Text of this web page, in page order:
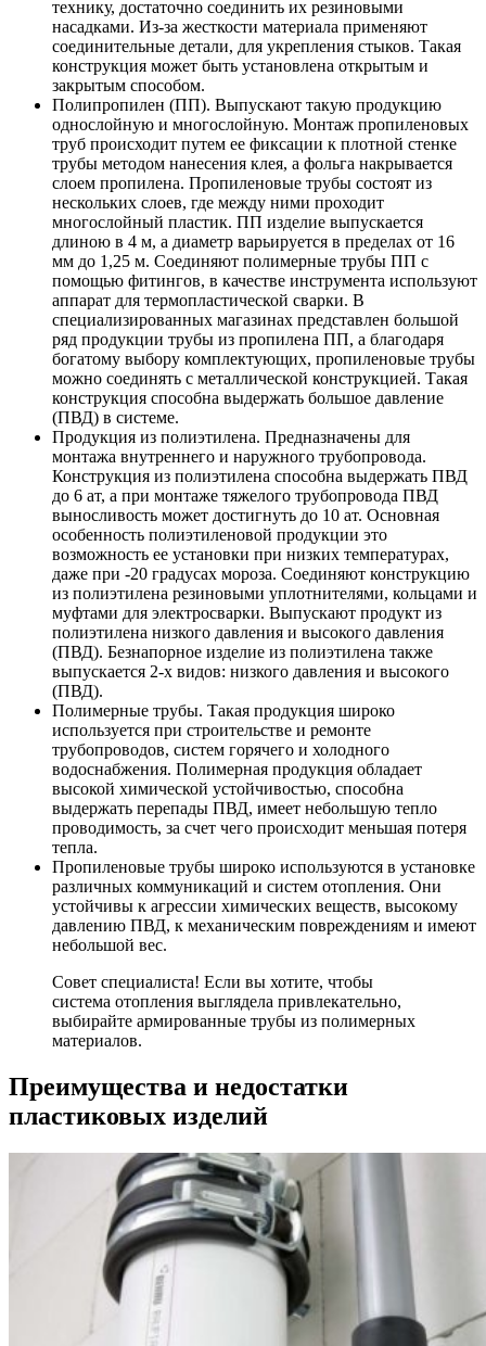
технику, достаточно соединить их резиновыми
насадками. Из-за жесткости материала применяют
соединительные детали, для укрепления стыков. Такая
конструкция может быть установлена открытым и
закрытым способом.
Полипропилен (ПП). Выпускают такую продукцию
однослойную и многослойную. Монтаж пропиленовых
труб происходит путем ее фиксации к плотной стенке
трубы методом нанесения клея, а фольга накрывается
слоем пропилена. Пропиленовые трубы состоят из
нескольких слоев, где между ними проходит
многослойный пластик. ПП изделие выпускается
длиною в 4 м, а диаметр варьируется в пределах от 16
мм до 1,25 м. Соединяют полимерные трубы ПП с
помощью фитингов, в качестве инструмента используют
аппарат для термопластической сварки. В
специализированных магазинах представлен большой
ряд продукции трубы из пропилена ПП, а благодаря
богатому выбору комплектующих, пропиленовые трубы
можно соединять с металлической конструкцией. Такая
конструкция способна выдержать большое давление
(ПВД) в системе.
Продукция из полиэтилена. Предназначены для
монтажа внутреннего и наружного трубопровода.
Конструкция из полиэтилена способна выдержать ПВД
до 6 ат, а при монтаже тяжелого трубопровода ПВД
выносливость может достигнуть до 10 ат. Основная
особенность полиэтиленовой продукции это
возможность ее установки при низких температурах,
даже при -20 градусах мороза. Соединяют конструкцию
из полиэтилена резиновыми уплотнителями, кольцами и
муфтами для электросварки. Выпускают продукт из
полиэтилена низкого давления и высокого давления
(ПВД). Безнапорное изделие из полиэтилена также
выпускается 2-х видов: низкого давления и высокого
(ПВД).
Полимерные трубы. Такая продукция широко
используется при строительстве и ремонте
трубопроводов, систем горячего и холодного
водоснабжения. Полимерная продукция обладает
высокой химической устойчивостью, способна
выдержать перепады ПВД, имеет небольшую тепло
проводимость, за счет чего происходит меньшая потеря
тепла.
Пропиленовые трубы широко используются в установке
различных коммуникаций и систем отопления. Они
устойчивы к агрессии химических веществ, высокому
давлению ПВД, к механическим повреждениям и имеют
небольшой вес.
Совет специалиста! Если вы хотите, чтобы
система отопления выглядела привлекательно,
выбирайте армированные трубы из полимерных
материалов.
Преимущества и недостатки
пластиковых изделий